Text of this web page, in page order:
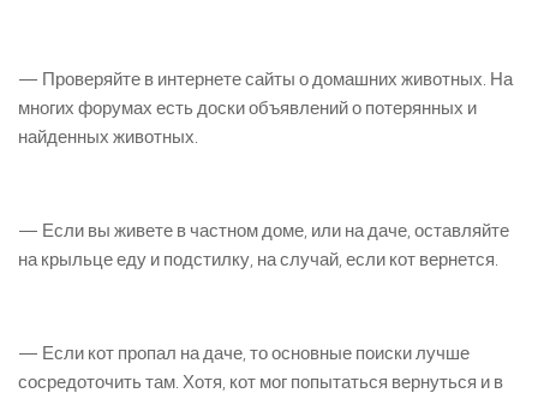
— Проверяйте в интернете сайты о домашних животных. На
многих форумах есть доски объявлений о потерянных и
найденных животных.
— Если вы живете в частном доме, или на даче, оставляйте
на крыльце еду и подстилку, на случай, если кот вернется.
— Если кот пропал на даче, то основные поиски лучше
сосредоточить там. Хотя, кот мог попытаться вернуться и в